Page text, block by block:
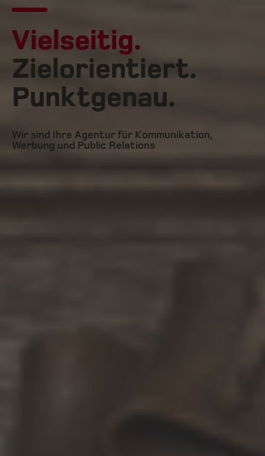
Vielseitig.
Zielorientiert.
Punktgenau.
Wir sind Ihre Agentur für Kommunikation,
Werbung und Public Relations